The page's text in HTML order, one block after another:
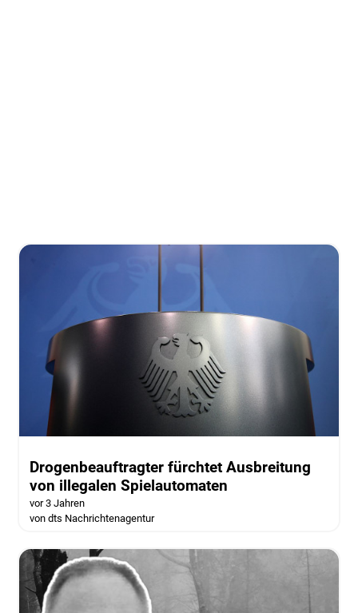
Drogenbeauftragter fürchtet Ausbreitung
von illegalen Spielautomaten
vor 3 Jahren
von dts Nachrichtenagentur